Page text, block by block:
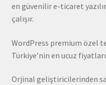
en güvenilir e-ticaret
çalışır.
WordPress premium özel
Türkiye’nin en ucuz
Orjinal geliştiricilerinden